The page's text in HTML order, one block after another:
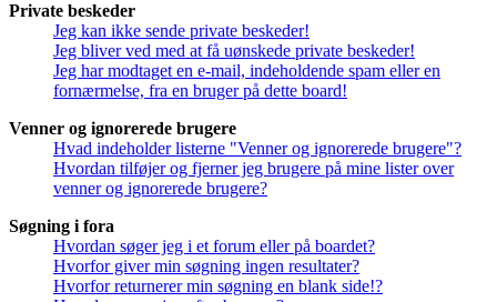
Private beskeder
Jeg kan ikke sende private beskeder!
Jeg bliver ved med at få uønskede private beskeder!
Jeg har modtaget en e-mail, indeholdende spam eller en
fornærmelse, fra en bruger på dette board!
Venner og ignorerede brugere
Hvad indeholder listerne "Venner og ignorerede brugere"?
Hvordan tilføjer og fjerner jeg brugere på mine lister over
venner og ignorerede brugere?
Søgning i fora
Hvordan søger jeg i et forum eller på boardet?
Hvorfor giver min søgning ingen resultater?
Hvorfor returnerer min søgning en blank side!?